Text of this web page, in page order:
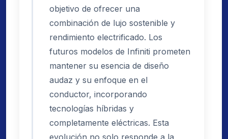
objetivo de ofrecer una
combinación de lujo sostenible y
rendimiento electrificado. Los
futuros modelos de Infiniti prometen
mantener su esencia de diseño
audaz y su enfoque en el
conductor, incorporando
tecnologías híbridas y
completamente eléctricas. Esta
evolución no solo responde a la